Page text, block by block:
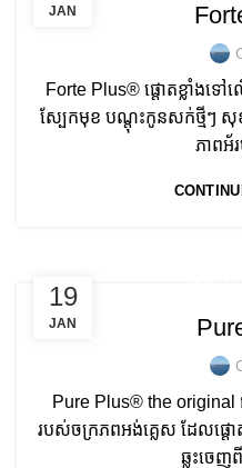
JAN
Forte Plus® ផ្តោតខ្លាំងទៅ
ស្បែកមុខ បណ្តុះកូនសក់ថ្មីៗ សុ
ភាពអ័
19
JAN
Pure Plus® the
របស់ចក្រភពអង់គ្លេស ដែលផ្តោ
ឆ្លុះចេញ